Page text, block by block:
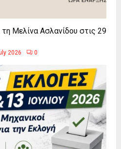
Μελίνα Ασλανίδου στις 29
2026 0